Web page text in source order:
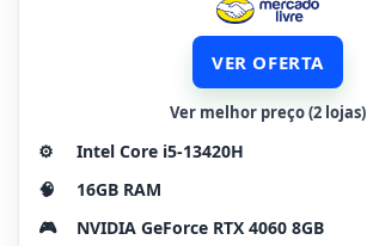
VER OFERTA
Ver melhor preço (2 lojas)
⚙️
Intel Core i5-13420H
🧠
16GB RAM
🎮
NVIDIA GeForce RTX 4060 8GB